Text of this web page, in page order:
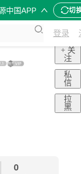
中国APP 切
登录
+ 关
注
私
信
拉
黑
0